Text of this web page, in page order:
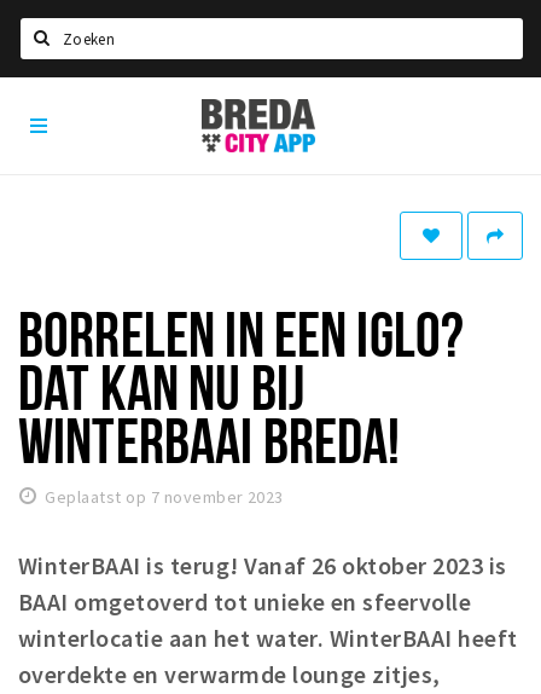
Home
Eten
Drinken
Slapen
Winkelgebieden
Parkeren
Bezienswaardigheden
Breda
City
App
BORRELEN IN EEN IGLO?
DAT KAN NU BIJ
WINTERBAAI BREDA!
Geplaatst op 7 november 2023
WinterBAAI is terug! Vanaf 26 oktober 2023 is
BAAI omgetoverd tot unieke en sfeervolle
winterlocatie aan het water. WinterBAAI heeft
overdekte en verwarmde lounge zitjes,